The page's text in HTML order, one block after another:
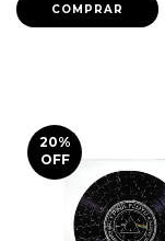
COMPRAR
20%
OFF